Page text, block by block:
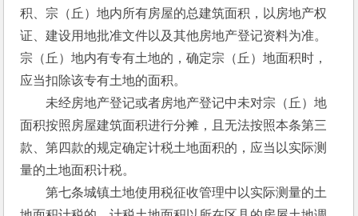
积、宗（丘）地内所有房屋的总建筑面积，以房地产权
证、建设用地批准文件以及其他房地产登记资料为准。
宗（丘）地内有专有土地的，确定宗（丘）地面积时，
应当扣除该专有土地的面积。
未经房地产登记或者房地产登记中未对宗（丘）地
面积按照房屋建筑面积进行分摊，且无法按照本条第三
款、第四款的规定确定计税土地面积的，应当以实际测
量的土地面积计税。
第七条城镇土地使用税征收管理中以实际测量的土